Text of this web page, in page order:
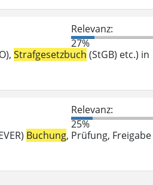
Relevanz:
27%
Strafgesetzbuch (StGB) etc.) in
Relevanz:
25%
Buchung, Prüfung, Freigabe